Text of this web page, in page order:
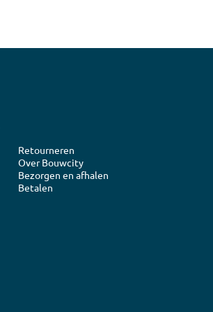
Retourneren
Over Bouwcity
Bezorgen en afhalen
Betalen